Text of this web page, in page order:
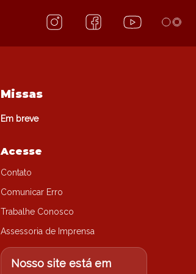
Missas
Em breve
Acesse
Contato
Comunicar Erro
Trabalhe Conosco
Assessoria de Imprensa
Nosso site está em